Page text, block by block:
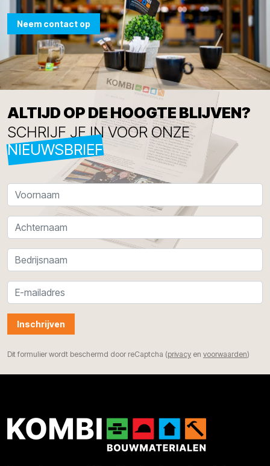
Neem contact op
ALTIJD OP DE HOOGTE BLIJVEN?
SCHRIJF JE IN VOOR ONZE
NIEUWSBRIEF
Inschrijven
Dit formulier wordt beschermd door reCaptcha (privacy en voorwaarden)